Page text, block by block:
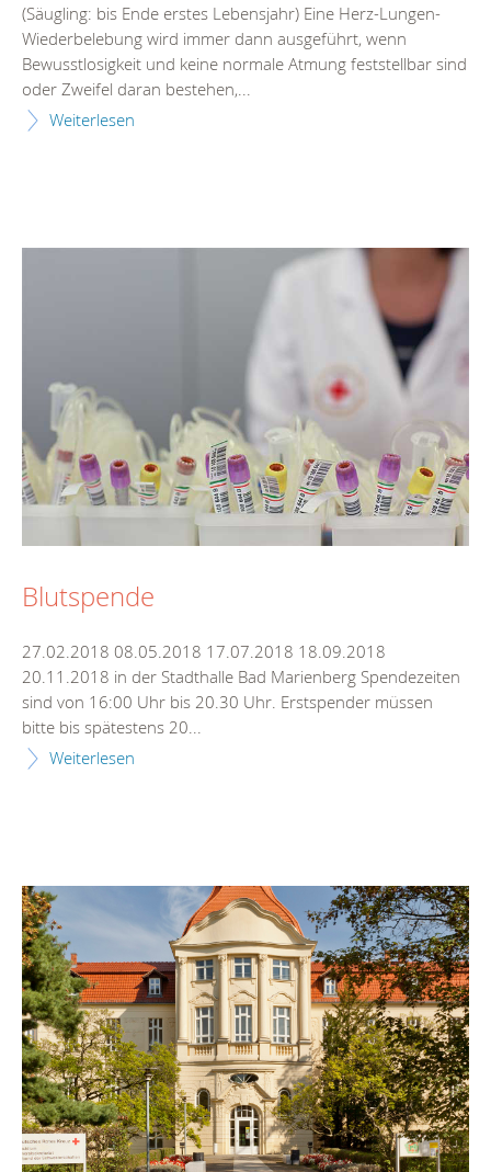
(Säugling: bis Ende erstes Lebensjahr) Eine Herz-Lungen-
Wiederbelebung wird immer dann ausgeführt, wenn
Bewusstlosigkeit und keine normale Atmung feststellbar sind
oder Zweifel daran bestehen,...
Weiterlesen
Blutspende
27.02.2018 08.05.2018 17.07.2018 18.09.2018
20.11.2018 in der Stadthalle Bad Marienberg Spendezeiten
sind von 16:00 Uhr bis 20.30 Uhr. Erstspender müssen
bitte bis spätestens 20...
Weiterlesen